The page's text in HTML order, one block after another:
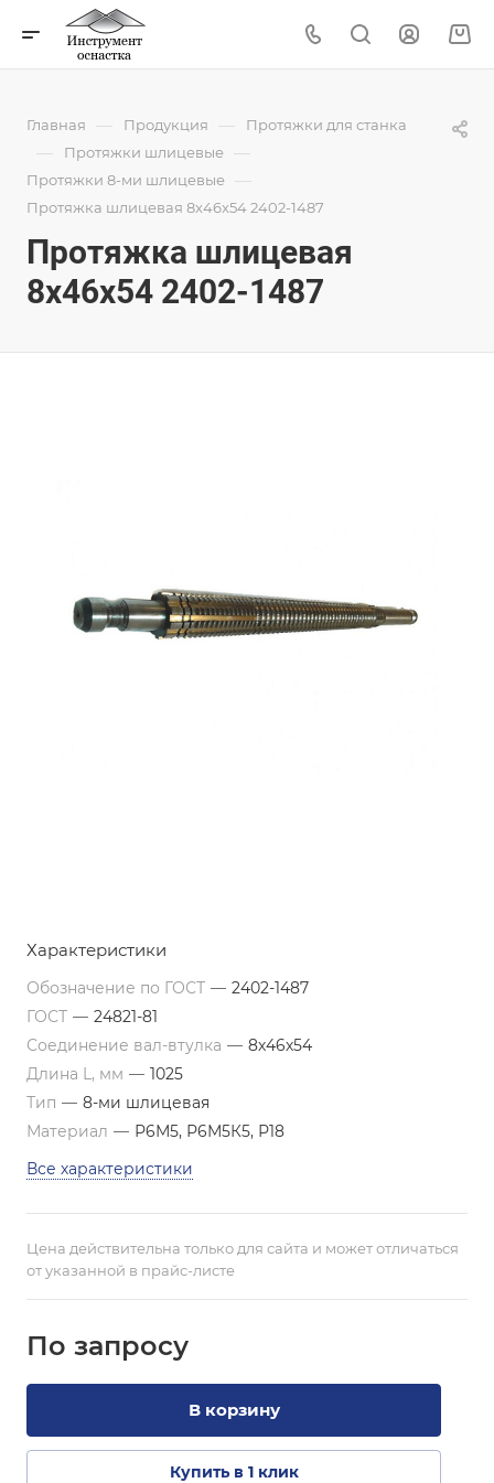
Главная — Продукция — Протяжки для станка
— Протяжки шлицевые —
Протяжки 8-ми шлицевые —
Протяжка шлицевая 8x46x54 2402-1487
Протяжка шлицевая
8x46x54 2402-1487
Характеристики
Обозначение по ГОСТ — 2402-1487
ГОСТ — 24821-81
Соединение вал-втулка — 8х46х54
Длина L, мм — 1025
Тип — 8-ми шлицевая
Материал — Р6М5, Р6М5К5, Р18
Все характеристики
Цена действительна только для сайта и может отличаться
от указанной в прайс-листе
По запросу
В корзину
Купить в 1 клик